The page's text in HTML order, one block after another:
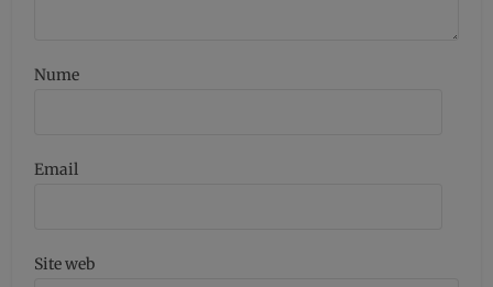
Nume
Email
Site web